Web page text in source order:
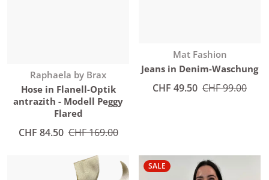
Anbieter:
Raphaela by Brax
Hose in Flanell-Optik
antrazith - Modell Peggy
Flared
Angebotspreis
CHF 84.50 Normaler Preis
CHF 169.00
Anbieter:
Mat Fashion
Jeans in Denim-Waschung
Angebotspreis
CHF 49.50 Normaler Preis
CHF 99.00
SALE